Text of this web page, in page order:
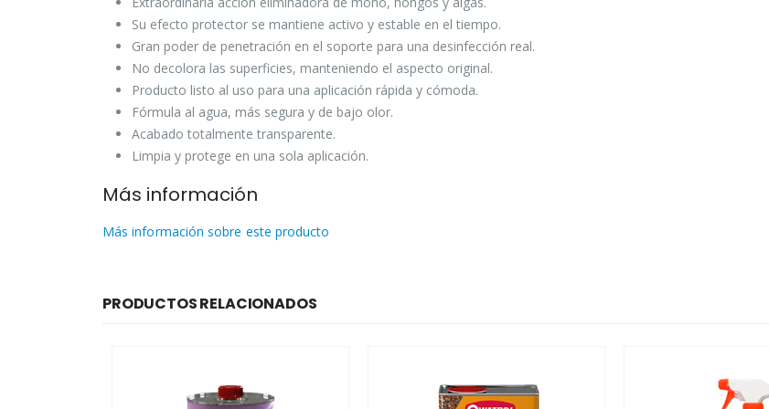
Su efecto protector se mantiene activo y estable en el tiempo.
Gran poder de penetración en el soporte para una desinfección real.
No decolora las superficies, manteniendo el aspecto original.
Producto listo al uso para una aplicación rápida y cómoda.
Fórmula al agua, más segura y de bajo olor.
Acabado totalmente transparente.
Limpia y protege en una sola aplicación.
Más información
Más información sobre este producto
PRODUCTOS RELACIONADOS